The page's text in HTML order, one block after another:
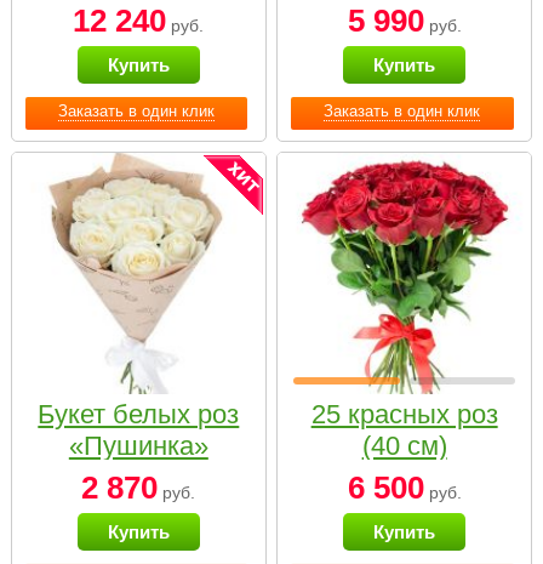
Заказать в один клик
12 240 руб.
Купить
Заказать в один клик
5 990руб.
Купить
Букет белых роз
«Пушинка»
2 870 руб.
Купить
25 красных роз
(40 см)
6 500руб.
Купить